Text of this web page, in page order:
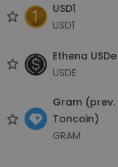
USD1
USD1
Ethena USDe
USDE
Gram (prev.
Toncoin)
GRAM